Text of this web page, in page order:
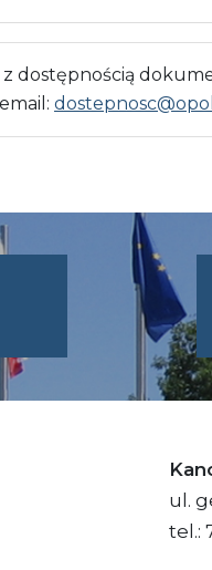
dostępnością
ul.
tel.: